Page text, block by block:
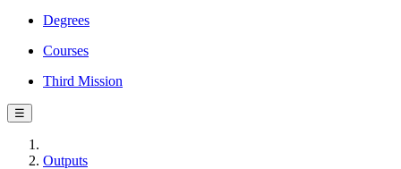
Degrees
Courses
Third Mission
☰
Outputs